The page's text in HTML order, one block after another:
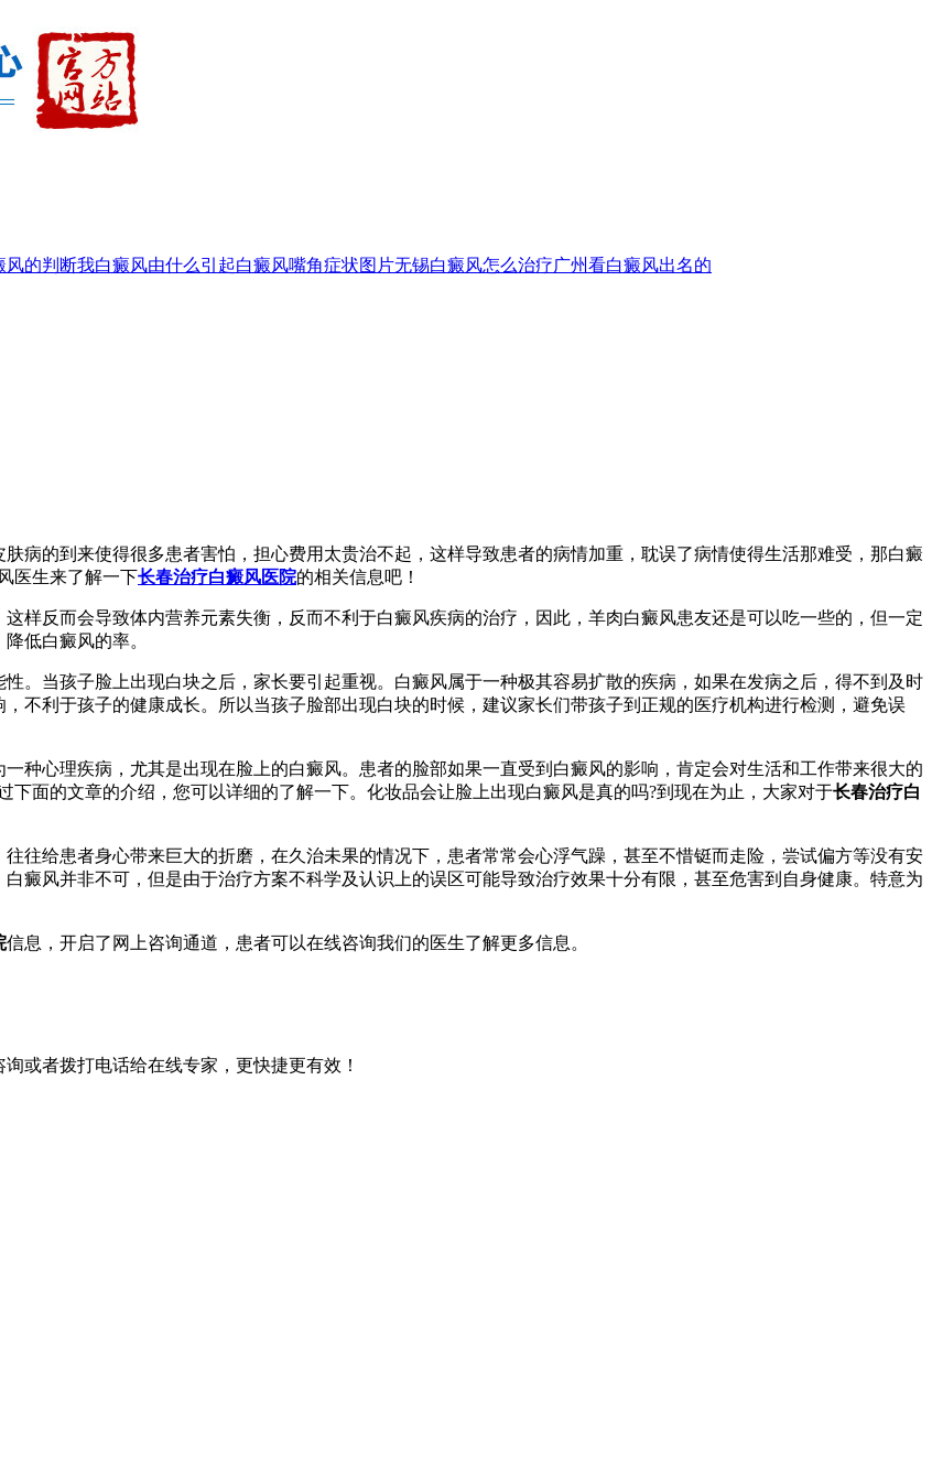
风的判断我白癜风由什么引起白癜风嘴角症状图片无锡白癜风怎么治疗广州看白癜风出名的
病的到来使得很多患者害怕，担心费用太贵治不起，这样导致患者的病情加重，耽误了病情使得生活那难受，那白癜
医生来了解一下长春治疗白癜风医院的相关信息吧！
反而会导致体内营养元素失衡，反而不利于白癜风疾病的治疗，因此，羊肉白癜风患友还是可以吃一些的，但一定
低白癜风的率。
。当孩子脸上出现白块之后，家长要引起重视。白癜风属于一种极其容易扩散的疾病，如果在发病之后，得不到及时
不利于孩子的健康成长。所以当孩子脸部出现白块的时候，建议家长们带孩子到正规的医疗机构进行检测，避免误
心理疾病，尤其是出现在脸上的白癜风。患者的脸部如果一直受到白癜风的影响，肯定会对生活和工作带来很大的
面的文章的介绍，您可以详细的了解一下。化妆品会让脸上出现白癜风是真的吗?到现在为止，大家对于长春治疗白
往给患者身心带来巨大的折磨，在久治未果的情况下，患者常常会心浮气躁，甚至不惜铤而走险，尝试偏方等没有安
癜风并非不可，但是由于治疗方案不科学及认识上的误区可能导致治疗效果十分有限，甚至危害到自身健康。特意为
信息，开启了网上咨询通道，患者可以在线咨询我们的医生了解更多信息。
或者拨打电话给在线专家，更快捷更有效！